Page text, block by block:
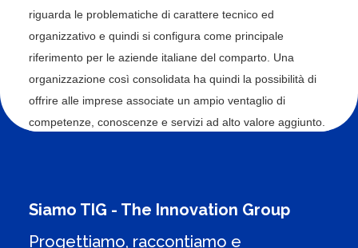
riguarda le problematiche di carattere tecnico ed
organizzativo e quindi si configura come principale
riferimento per le aziende italiane del comparto. Una
organizzazione così consolidata ha quindi la possibilità di
offrire alle imprese associate un ampio ventaglio di
competenze, conoscenze e servizi ad alto valore aggiunto.
Siamo TIG - The Innovation Group
Progettiamo, raccontiamo e